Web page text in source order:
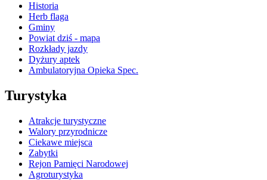
Historia
Herb flaga
Gminy
Powiat dziś - mapa
Rozkłady jazdy
Dyżury aptek
Ambulatoryjna Opieka Spec.
Turystyka
Atrakcje turystyczne
Walory przyrodnicze
Ciekawe miejsca
Zabytki
Rejon Pamięci Narodowej
Agroturystyka